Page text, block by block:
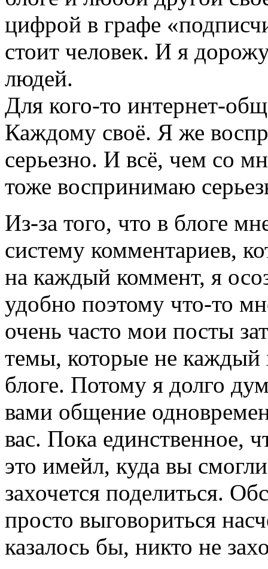
цифрой в графе
стоит человек. И я
людей.
Для кого-то интернет-
Каждому своё. Я же
серьезно. И всё, чем со
тоже воспринимаю
Из-за того, что в блоге
систему комментариев,
на каждый коммент, я
удобно поэтому что-то
очень часто мои посты
темы, которые не каждый
блоге. Потому я долго
вами общение
вас. Пока единственное,
это имейл, куда вы
захочется поделиться.
просто выговориться
казалось бы, никто не